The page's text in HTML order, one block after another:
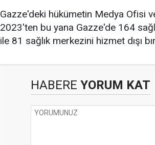
Gazze'deki hükümetin Medya Ofisi
2023'ten bu yana Gazze'de 164
ile 81 sağlık merkezini hizmet dışı
HABERE YORUM KAT